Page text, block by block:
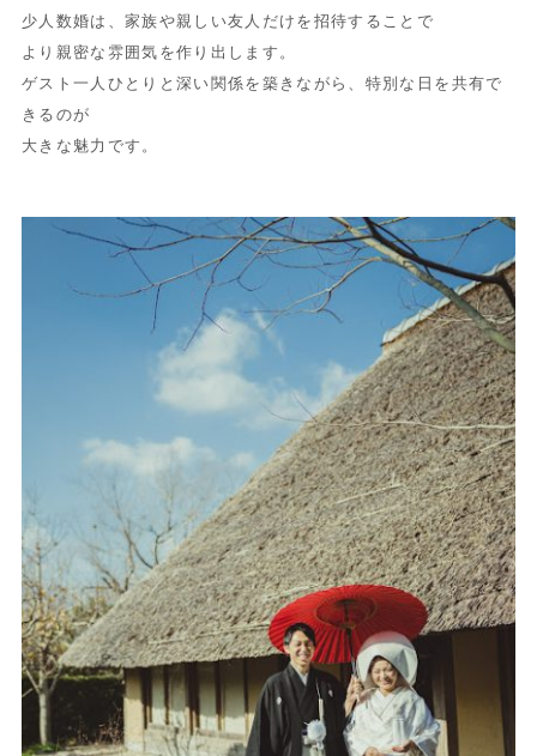
少人数婚は、家族や親しい友人だけを招待することで
より親密な雰囲気を作り出します。
ゲスト一人ひとりと深い関係を築きながら、特別な日を共有で
きるのが
大きな魅力です。